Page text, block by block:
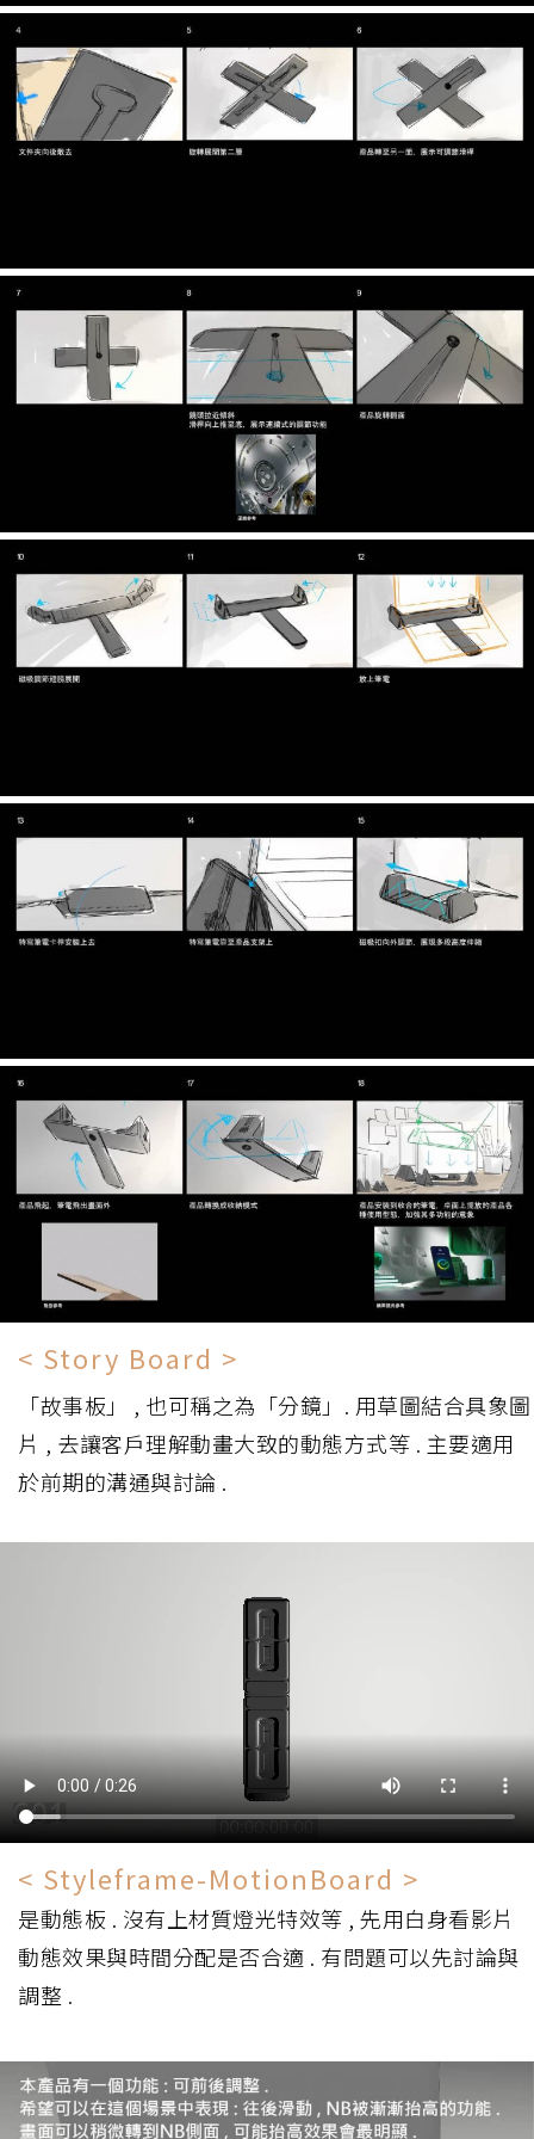
< Story Board >
「故事板」 , 也可稱之為「分鏡」. 用草圖結合具象圖
片 , 去讓客戶理解動畫大致的動態方式等 . 主要適用
於前期的溝通與討論 .
< Styleframe-MotionBoard >
是動態板 . 沒有上材質燈光特效等 , 先用白身看影片
動態效果與時間分配是否合適 . 有問題可以先討論與
調整 .